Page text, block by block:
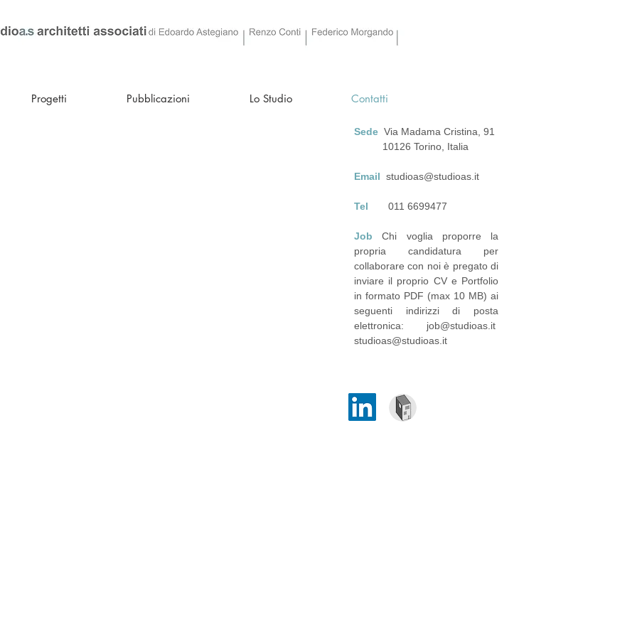
Sede Via Madama Cristina, 91
10126 Torino, Italia
Email studioas@studioas.it
Tel 011 6699477
JobChi voglia proporre la
propria candidatura per
collaborare con noi è pregato di
inviare il proprio CV e Portfolio
in formato PDF (max 10 MB) ai
seguenti indirizzi di posta
elettronica: job@studioas.it
studioas@studioas.it
Progetti Pubblicazioni Lo Studio Contatti